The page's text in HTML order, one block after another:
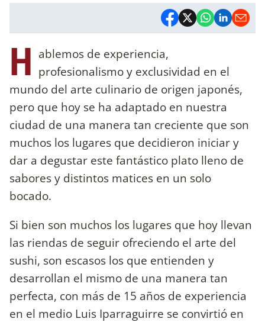
H ablemos de experiencia,
profesionalismo y exclusividad en el
mundo del arte culinario de origen japonés,
pero que hoy se ha adaptado en nuestra
ciudad de una manera tan creciente que son
muchos los lugares que decidieron iniciar y
dar a degustar este fantástico plato lleno de
sabores y distintos matices en un solo
bocado.
Si bien son muchos los lugares que hoy llevan
las riendas de seguir ofreciendo el arte del
sushi, son escasos los que entienden y
desarrollan el mismo de una manera tan
perfecta, con más de 15 años de experiencia
en el medio Luis Iparraguirre se convirtió en